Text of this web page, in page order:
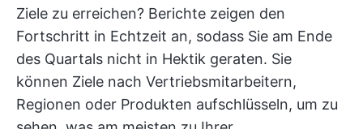
Ziele zu erreichen? Berichte zeigen den
Fortschritt in Echtzeit an, sodass Sie am Ende
des Quartals nicht in Hektik geraten. Sie
können Ziele nach Vertriebsmitarbeitern,
Regionen oder Produkten aufschlüsseln, um zu